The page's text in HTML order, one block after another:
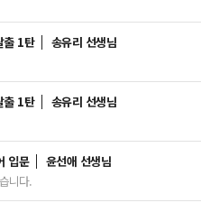
출 1탄
송유리 선생님
출 1탄
송유리 선생님
입문
윤선애 선생님
니다.